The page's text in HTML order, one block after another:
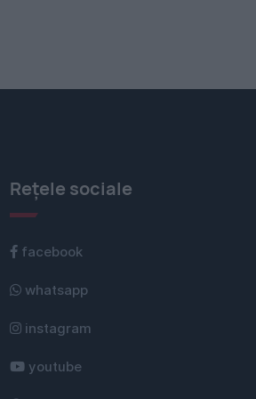
Rețele sociale
facebook
whatsapp
instagram
youtube